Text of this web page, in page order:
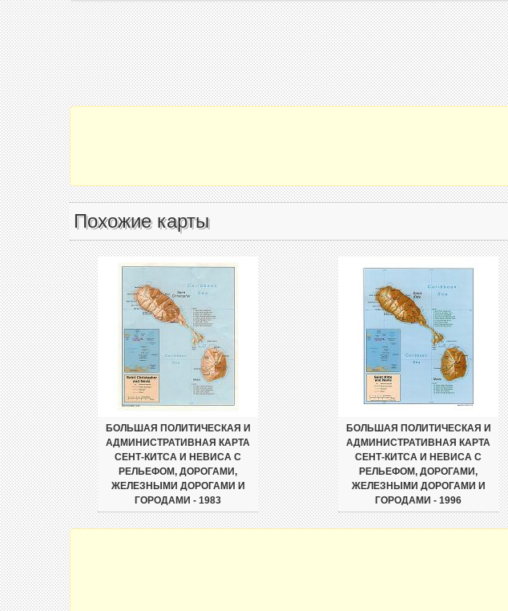
Похожие карты
БОЛЬШАЯ ПОЛИТИЧЕСКАЯ И
АДМИНИСТРАТИВНАЯ КАРТА
СЕНТ-КИТСА И НЕВИСА С
РЕЛЬЕФОМ, ДОРОГАМИ,
ЖЕЛЕЗНЫМИ ДОРОГАМИ И
ГОРОДАМИ - 1983
БОЛЬШАЯ ПОЛИТИЧЕСКАЯ И
АДМИНИСТРАТИВНАЯ КАРТА
СЕНТ-КИТСА И НЕВИСА С
РЕЛЬЕФОМ, ДОРОГАМИ,
ЖЕЛЕЗНЫМИ ДОРОГАМИ И
ГОРОДАМИ - 1996